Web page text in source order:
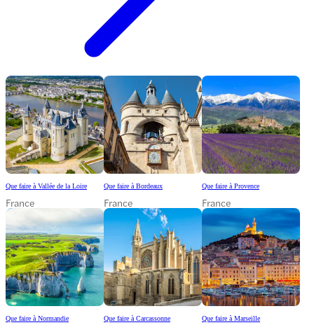
Que faire à Vallée de la Loire
France
Que faire à Bordeaux
France
Que faire à Provence
France
Que faire à Normandie Que faire à Carcassonne Que faire à Marseille